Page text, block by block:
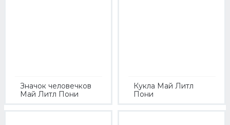
Значок человечков
Май Литл Пони
Кукла Май Литл
Пони